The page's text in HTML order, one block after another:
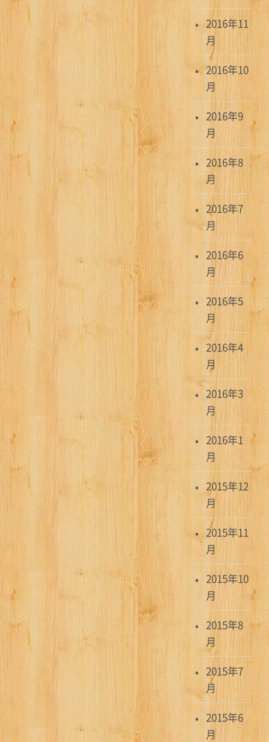
2016年11
月
2016年10
月
2016年9
月
2016年8
月
2016年7
月
2016年6
月
2016年5
月
2016年4
月
2016年3
月
2016年1
月
2015年12
月
2015年11
月
2015年10
月
2015年8
月
2015年7
月
2015年6
月